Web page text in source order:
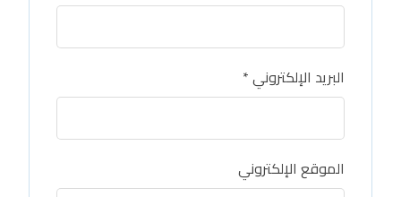
البريد الإلكتروني*
الموقع الإلكتروني